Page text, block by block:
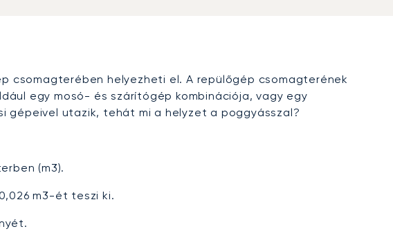
csomagterében helyezheti el. A repülőgép csomagterének
egy mosó- és szárítógép kombinációja, vagy egy
gépeivel utazik, tehát mi a helyzet a poggyásszal?
(m3).
m3-ét teszi ki.